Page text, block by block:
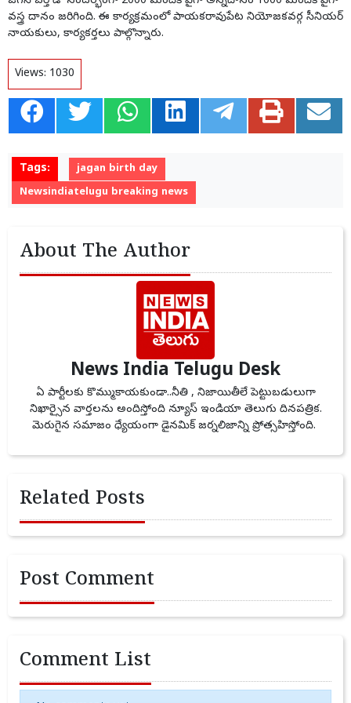
వస్త్ర దానం జరిగింది. ఈ కార్యక్రమంలో పాయకరావుపేట నియోజకవర్గ సీనియర్
నాయకులు, కార్యకర్తలు పాల్గొన్నారు.
Views: 1030
Tags:
jagan birth day
Newsindiatelugu breaking news
About The Author
News India Telugu Desk
ఏ పార్టీలకు కొమ్ముకాయకుండా..నీతి , నిజాయితీలే పెట్టుబడులుగా
నిఖార్సైన వార్తలను అందిస్తోంది న్యూస్ ఇండియా తెలుగు దినపత్రిక.
మెరుగైన సమాజం ధ్యేయంగా డైనమిక్ జర్నలిజాన్ని ప్రోత్సహిస్తోంది.
Related Posts
Post Comment
Comment List